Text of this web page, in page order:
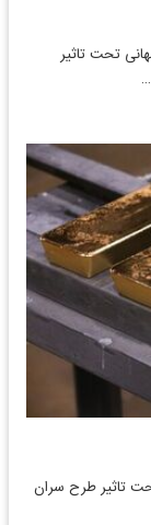
تحت تاثیر
تاثیر طرح سران